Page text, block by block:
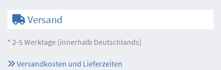
Versand
* 2-5 Werktage (innerhalb Deutschlands)
Versandkosten und Lieferzeiten